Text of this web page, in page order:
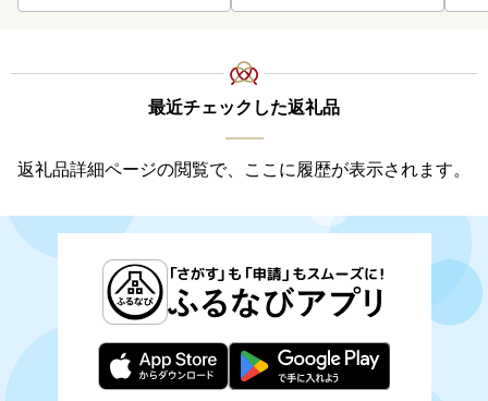
最近チェックした返礼品
返礼品詳細ページの閲覧で、ここに履歴が表示されます。